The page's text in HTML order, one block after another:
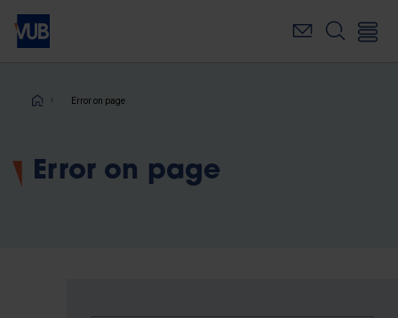
Skip
main
Breadcrumb
Error on page
Error on page